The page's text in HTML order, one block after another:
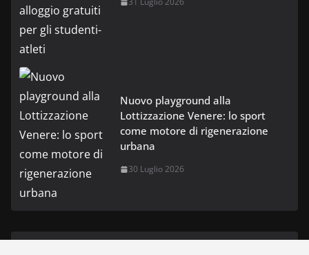
Nuovo playground alla
Lottizzazione Venere: lo sport
come motore di rigenerazione
urbana
30 Luglio 2026